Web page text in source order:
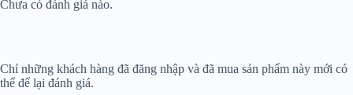
Chưa có đánh giá nào.
Chỉ những khách hàng đã đăng nhập và đã mua sản phẩm này mới có
thể để lại đánh giá.